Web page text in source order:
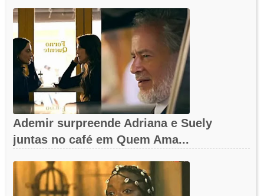
Ademir surpreende Adriana e Suely
juntas no café em Quem Ama...